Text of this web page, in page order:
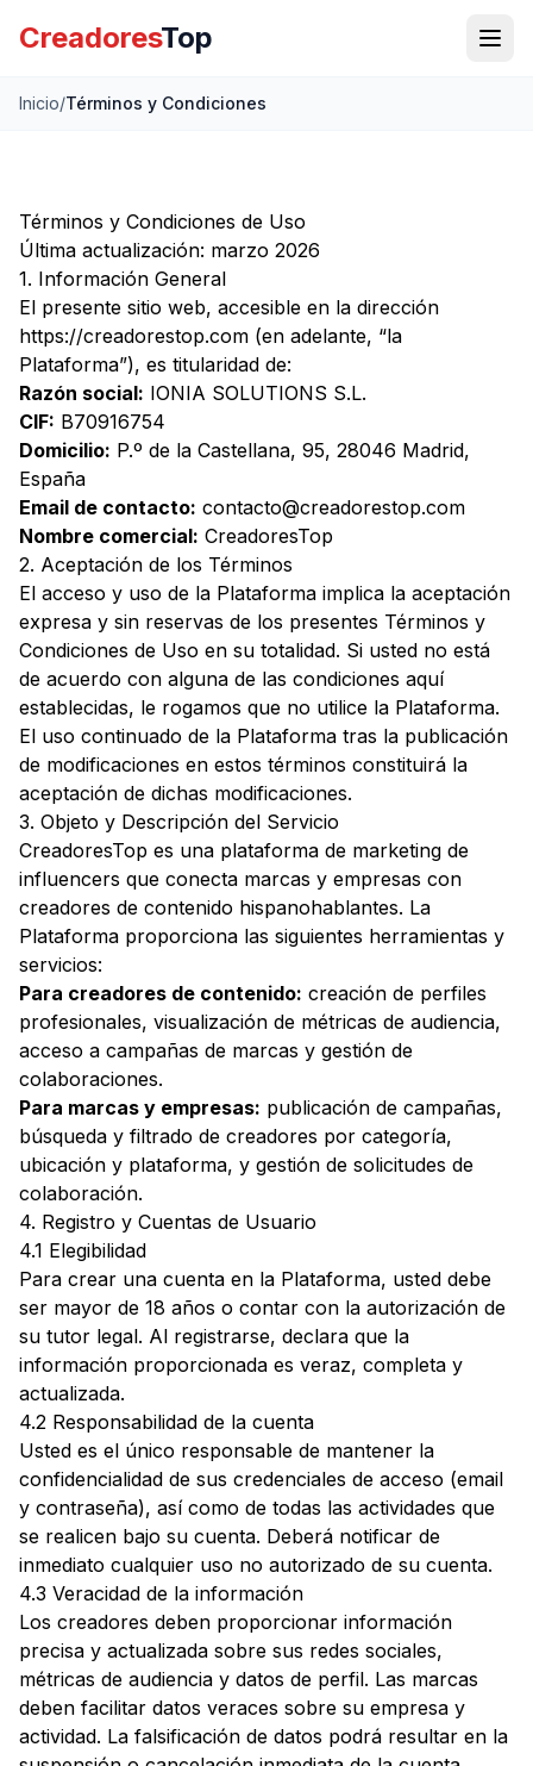
CreadoresTop
Inicio/Términos y Condiciones
Términos y Condiciones de Uso
Última actualización: marzo 2026
1. Información General
El presente sitio web, accesible en la dirección
https://creadorestop.com (en adelante, “la
Plataforma”), es titularidad de:
Razón social: IONIA SOLUTIONS S.L.
CIF: B70916754
Domicilio: P.º de la Castellana, 95, 28046 Madrid,
España
Email de contacto: contacto@creadorestop.com
Nombre comercial: CreadoresTop
2. Aceptación de los Términos
El acceso y uso de la Plataforma implica la aceptación
expresa y sin reservas de los presentes Términos y
Condiciones de Uso en su totalidad. Si usted no está
de acuerdo con alguna de las condiciones aquí
establecidas, le rogamos que no utilice la Plataforma.
El uso continuado de la Plataforma tras la publicación
de modificaciones en estos términos constituirá la
aceptación de dichas modificaciones.
3. Objeto y Descripción del Servicio
CreadoresTop es una plataforma de marketing de
influencers que conecta marcas y empresas con
creadores de contenido hispanohablantes. La
Plataforma proporciona las siguientes herramientas y
servicios:
Para creadores de contenido: creación de perfiles
profesionales, visualización de métricas de audiencia,
acceso a campañas de marcas y gestión de
colaboraciones.
Para marcas y empresas: publicación de campañas,
búsqueda y filtrado de creadores por categoría,
ubicación y plataforma, y gestión de solicitudes de
colaboración.
4. Registro y Cuentas de Usuario
4.1 Elegibilidad
Para crear una cuenta en la Plataforma, usted debe
ser mayor de 18 años o contar con la autorización de
su tutor legal. Al registrarse, declara que la
información proporcionada es veraz, completa y
actualizada.
4.2 Responsabilidad de la cuenta
Usted es el único responsable de mantener la
confidencialidad de sus credenciales de acceso (email
y contraseña), así como de todas las actividades que
se realicen bajo su cuenta. Deberá notificar de
inmediato cualquier uso no autorizado de su cuenta.
4.3 Veracidad de la información
Los creadores deben proporcionar información
precisa y actualizada sobre sus redes sociales,
métricas de audiencia y datos de perfil. Las marcas
deben facilitar datos veraces sobre su empresa y
actividad. La falsificación de datos podrá resultar en la